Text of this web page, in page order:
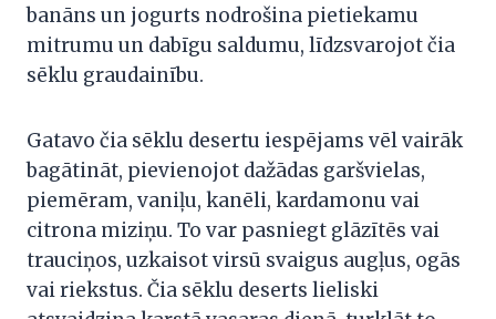
banāns un jogurts nodrošina pietiekamu
mitrumu un dabīgu saldumu, līdzsvarojot čia
sēklu graudainību.
Gatavo čia sēklu desertu iespējams vēl vairāk
bagātināt, pievienojot dažādas garšvielas,
piemēram, vaniļu, kanēli, kardamonu vai
citrona miziņu. To var pasniegt glāzītēs vai
trauciņos, uzkaisot virsū svaigus augļus, ogās
vai riekstus. Čia sēklu deserts lieliski